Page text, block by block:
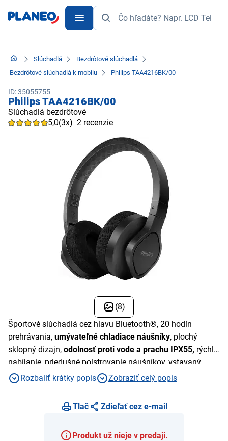
Slúchadlá
Bezdrôtové slúchadlá
Bezdrôtové slúchadlá k mobilu
Philips TAA4216BK/00
ID: 35055755
Philips TAA4216BK/00
Slúchadlá bezdrôtové
5,0(3x) 2 recenzie
(8)
Športové slúchadlá cez hlavu Bluetooth®, 20 hodín
prehrávania, umývateľné chladiace náušníky, plochý
sklopný dizajn, odolnosť proti vode a prachu IPX55, rýchle
nabíjanie, priedušné polstrovanie náušníkov, vstavaný
mikrofón, Bluetooth
Rozbaliť krátky popis Zobraziť celý popis
Tlač Zdieľať cez e-mail
Produkt už nieje v predaji.